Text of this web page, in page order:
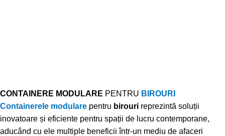
CONTAINERE MODULARE PENTRU BIROURI
Containerele modulare pentru birouri reprezintă soluții
inovatoare și eficiente pentru spații de lucru contemporane,
aducând cu ele multiple beneficii într-un mediu de afaceri